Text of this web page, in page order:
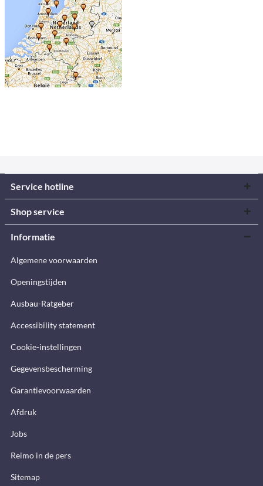
Service hotline
Shop service
Informatie
Algemene voorwaarden
Openingstijden
Ausbau-Ratgeber
Accessibility statement
Cookie-instellingen
Gegevensbescherming
Garantievoorwaarden
Afdruk
Jobs
Reimo in de pers
Sitemap